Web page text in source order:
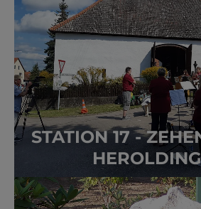
STATION 17 -